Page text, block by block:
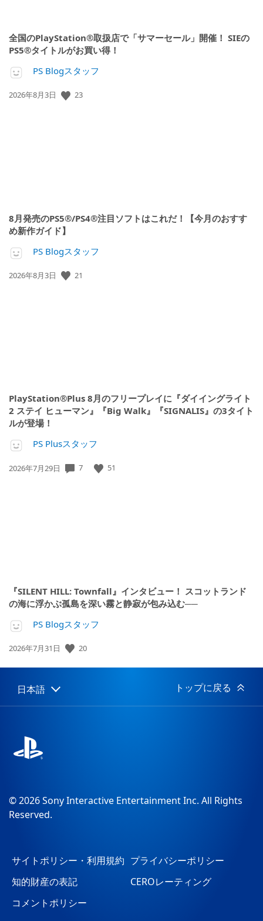
全国のPlayStation®取扱店で「サマーセール」開催！ SIEの
PS5®タイトルがお買い得！
PS Blogスタッフ
公
2026年8月3日 23
8月発売のPS5®/PS4®注目ソフトはこれだ！【今月のおすす
め新作ガイド】
PS Blogスタッフ
公
2026年8月3日 21
PlayStation®Plus 8月のフリープレイに『ダイイングライト
2 ステイ ヒューマン』『Big Walk』『SIGNALIS』の3タイト
ルが登場！
PS Plusスタッフ
公
2026年7月29日 7 51
『SILENT HILL: Townfall』インタビュー！ スコットランド
の海に浮かぶ孤島を深い霧と静寂が包み込む──
PS Blogスタッフ
公
日:
2026年7月31日 20
Select
a
Current
region:
日本語 トップに戻る
© 2026 Sony Interactive Entertainment Inc. All Rights
Reserved.
サイトポリシー・利用規約 プライバシーポリシー
知的財産の表記
CEROレーティング
コメントポリシー